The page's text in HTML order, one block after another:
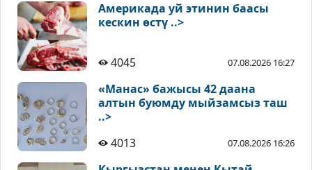
Америкада уй этинин баасы
кескин өстү ..>
4045 07.08.2026 16:27
«Манас» бажысы 42 даана
алтын буюмду мыйзамсыз таш
..>
4013
07.08.2026 16:26